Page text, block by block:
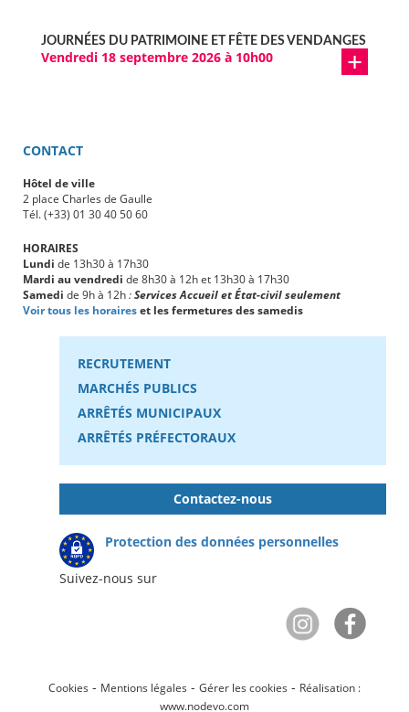
JOURNÉES DU PATRIMOINE ET FÊTE DES VENDANGES
Vendredi 18 septembre 2026 à 10h00
CONTACT
Hôtel de ville
2 place Charles de Gaulle
Tél. (+33) 01 30 40 50 60
HORAIRES
Lundi de 13h30 à 17h30
Mardi au vendredi de 8h30 à 12h et 13h30 à 17h30
Samedi de 9h à 12h:Services Accueil et État-civil seulement
Voir tous les horaireset les fermetures des samedis
RECRUTEMENT
MARCHÉS PUBLICS
ARRÊTÉS MUNICIPAUX
ARRÊTÉS PRÉFECTORAUX
Contactez-nous
Protection des données personnelles
Suivez-nous sur
Cookies - Mentions légales - Gérer les cookies - Réalisation :
www.nodevo.com